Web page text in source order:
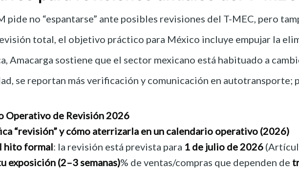
pide no “espantarse” ante posibles revisiones del T-MEC, pero
total, el objetivo práctico para México incluye empujar la
Amacarga sostiene que el sector mexicano está habituado a
se reportan más verificación y comunicación en
Operativo de Revisión 2026
“revisión” y cómo aterrizarla en un calendario operativo (2026)
hito formal: la revisión está prevista para 1 de julio de 2026
exposición (2–3 semanas)% de ventas/compras que dependen de